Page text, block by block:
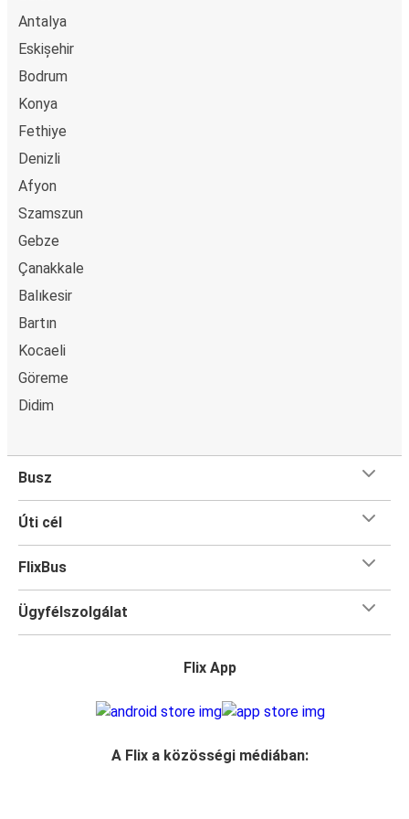
fedélzeten vagy egy értékesítési ponton készpénzzel
fizess.
Antalya
Eskișehir
Bodrum
Konya
Fethiye
Denizli
Afyon
Szamszun
Gebze
Çanakkale
Balıkesir
Bartın
Kocaeli
Göreme
Didim
Busz
Úti cél
FlixBus
Ügyfélszolgálat
Flix App
A Flix a közösségi médiában: